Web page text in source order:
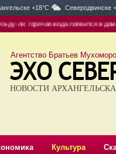
+18°C Северодвинске
ли: горячая вода появится в домах
Агентство Братьев
НОВОСТИ
Культура